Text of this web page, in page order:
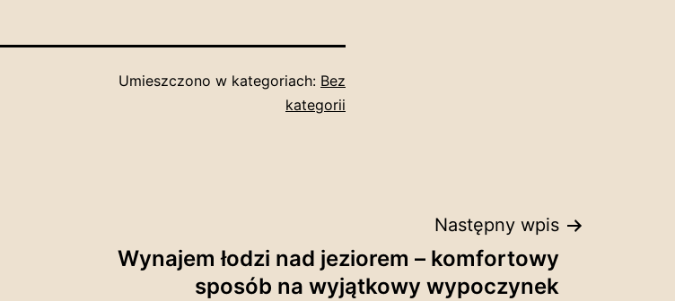
Umieszczono w kategoriach: Bez
kategorii
Następny wpis
Wynajem łodzi nad jeziorem – komfortowy
sposób na wyjątkowy wypoczynek